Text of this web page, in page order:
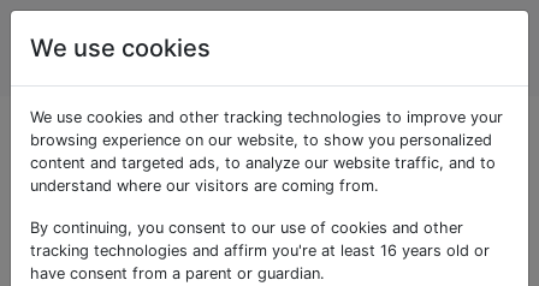
impression
en 3D
Questions marquées
«color»
6
Qu'est-ce qui nous empêche de
We use cookies
We use cookies and other tracking technologies to improve your
browsing experience on our website, to show you personalized
content and targeted ads, to analyze our website traffic, and to
understand where our visitors are coming from.
By continuing, you consent to our use of cookies and other
tracking technologies and affirm you're at least 16 years old or
have consent from a parent or guardian.